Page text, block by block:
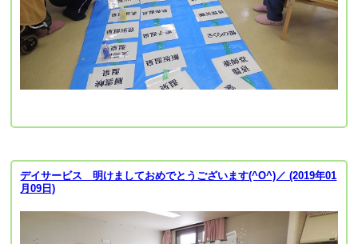
デイサービス 明けましておめでとうございます(^O^)／ (2019年01
月09日)